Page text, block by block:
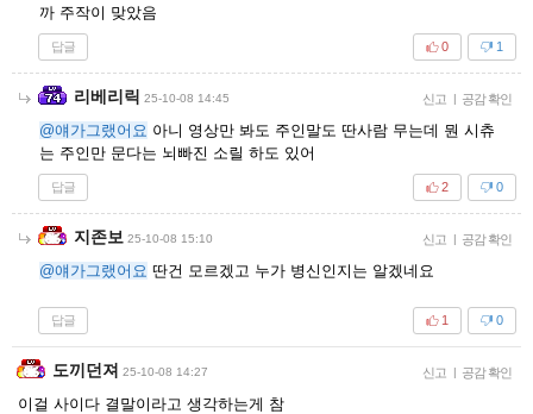
까 주작이 맞았음
답글 1
0
리베리릭 25-10-08 14:45 신고 | 공감 확인
@얘가그랬어요 아니 영상만 봐도 주인말도 딴사람 무는데 뭔 시츄
는 주인만 문다는 뇌빠진 소릴 하도 있어
답글 0
2
지존보 25-10-08 15:10 신고 | 공감 확인
@얘가그랬어요 딴건 모르겠고 누가 병신인지는 알겠네요
답글 0
1
도끼던져 25-10-08 14:27 신고 | 공감 확인
이걸 사이다 결말이라고 생각하는게 참